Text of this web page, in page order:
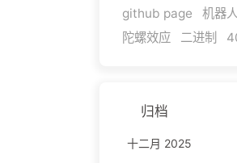
github page
机器
陀螺效应
二进制
归档
十二月 2025